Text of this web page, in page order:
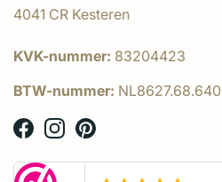
4041 CR Kesteren
KVK-nummer: 83204423
BTW-nummer: